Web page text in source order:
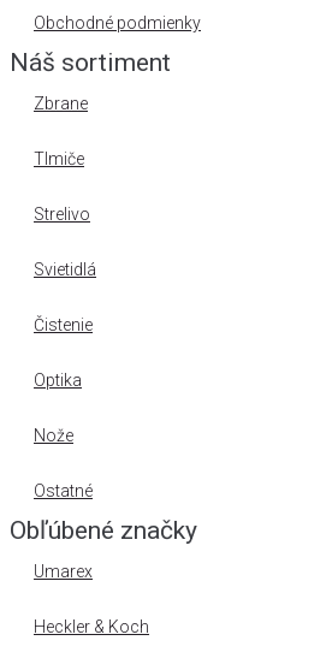
Obchodné podmienky
Náš sortiment
Zbrane
Tlmiče
Strelivo
Svietidlá
Čistenie
Optika
Nože
Ostatné
Obľúbené značky
Umarex
Heckler & Koch